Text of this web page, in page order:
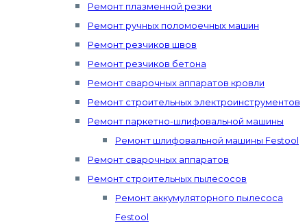
Ремонт плазменной резки
Ремонт ручных поломоечных машин
Ремонт резчиков швов
Ремонт резчиков бетона
Ремонт сварочных аппаратов кровли
Ремонт строительных электроинструментов
Ремонт паркетно-шлифовальной машины
Ремонт шлифовальной машины Festool
Ремонт сварочных аппаратов
Ремонт строительных пылесосов
Ремонт аккумуляторного пылесоса
Festool